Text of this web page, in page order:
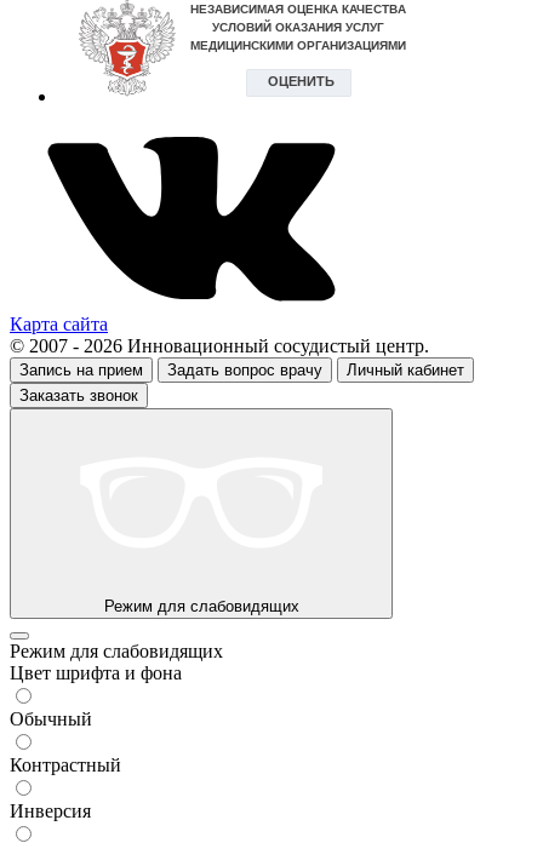
Карта сайта
© 2007 - 2026 Инновационный сосудистый центр.
Запись на прием Задать вопрос врачу
Личный кабинет
Заказать звонок
Режим для слабовидящих
Режим для слабовидящих
Цвет шрифта и фона
Обычный
Контрастный
Инверсия